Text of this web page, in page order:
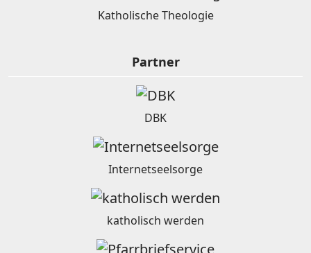
Katholische Theologie
Partner
DBK
Internetseelsorge
katholisch werden